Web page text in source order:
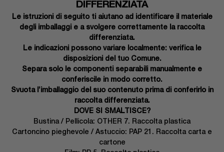
DIFFERENZIATA
Le istruzioni di seguito ti aiutano ad identificare il materiale
degli imballaggi e a svolgere correttamente la raccolta
differenziata.
Le indicazioni possono variare localmente: verifica le
disposizioni del tuo Comune.
Separa solo le componenti separabili manualmente e
conferiscile in modo corretto.
Svuota l’imballaggio del suo contenuto prima di conferirlo in
raccolta differenziata.
DOVE SI SMALTISCE?
Bustina / Pellicola: OTHER 7. Raccolta plastica
Cartoncino pieghevole / Astuccio: PAP 21. Raccolta carta e
cartone